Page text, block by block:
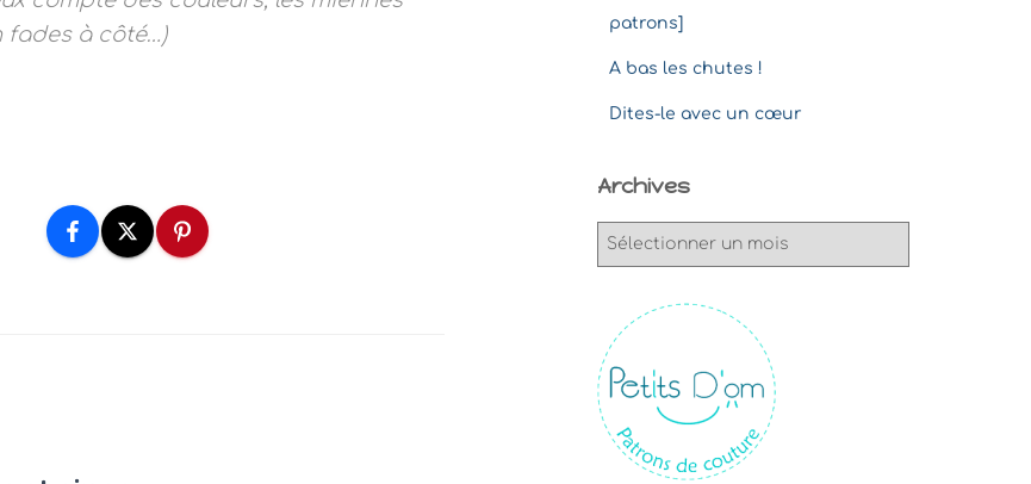
fades à côté…)
patrons]
A bas les chutes !
Dites-le avec un cœur
Archives
v
e
s